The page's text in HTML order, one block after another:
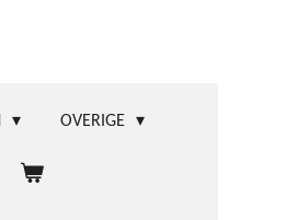
OVERIGE